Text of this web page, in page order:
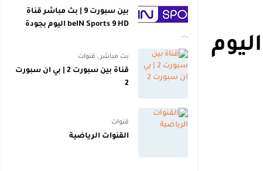
بين سبورت 9 | بث مباشر قناة
beIN Sports 9 HD اليوم بجودة
بث مباشر, قنوات
قناة بين سبورت 2 | بي ان سبورت
2
قنوات
القنوات الرياضية